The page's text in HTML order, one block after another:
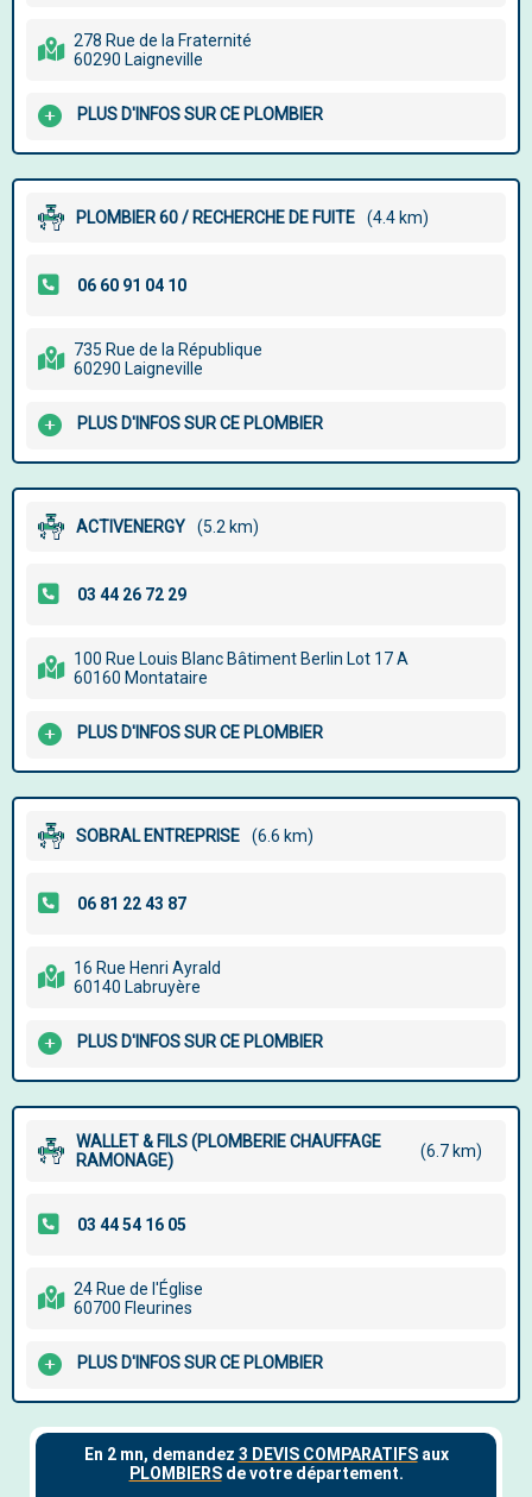
278 Rue de la Fraternité
60290 Laigneville
PLUS D'INFOS SUR CE PLOMBIER
PLOMBIER 60 / RECHERCHE DE FUITE (4.4 km)
735 Rue de la République
60290 Laigneville
PLUS D'INFOS SUR CE PLOMBIER
ACTIVENERGY (5.2 km)
100 Rue Louis Blanc Bâtiment Berlin Lot 17 A
60160 Montataire
PLUS D'INFOS SUR CE PLOMBIER
SOBRAL ENTREPRISE (6.6 km)
16 Rue Henri Ayrald
60140 Labruyère
PLUS D'INFOS SUR CE PLOMBIER
WALLET & FILS (PLOMBERIE CHAUFFAGE
RAMONAGE)
(6.7 km)
24 Rue de l'Église
60700 Fleurines
PLUS D'INFOS SUR CE PLOMBIER